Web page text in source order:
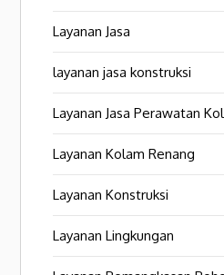
Layanan Jasa
layanan jasa konstruksi
Layanan Jasa Perawatan
Layanan Kolam Renang
Layanan Konstruksi
Layanan Lingkungan